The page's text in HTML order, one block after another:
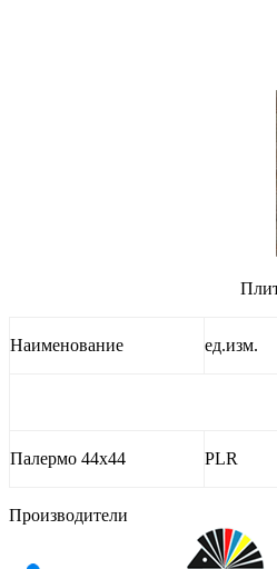
Плитка
Наименование ед.изм.
Палермо 44х44 PLR
Производители